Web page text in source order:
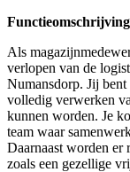
Functieomschrijving
Als
verlopen van de
Numansdorp. Jij
volledig verwerken
kunnen worden. Je
team waar
Daarnaast worden er
zoals een gezellige